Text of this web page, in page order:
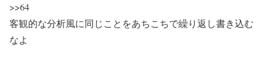
>>64
客観的な分析風に同じことをあちこちで繰り返し書き込む
なよ